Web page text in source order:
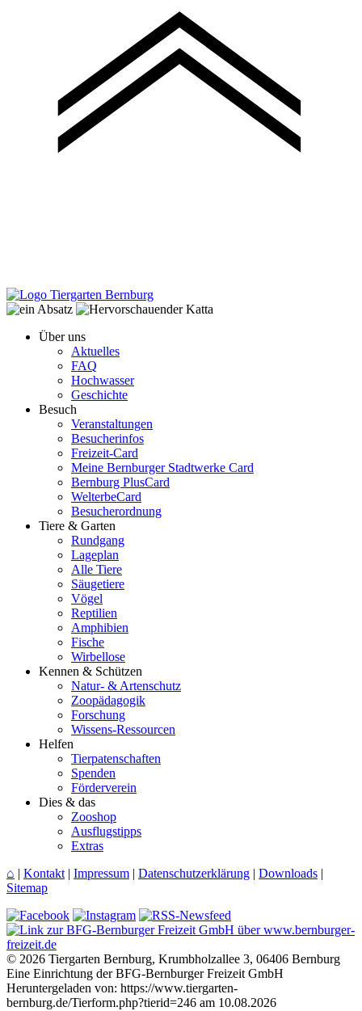
Über uns
Aktuelles
FAQ
Hochwasser
Geschichte
Besuch
Veranstaltungen
Besucherinfos
Freizeit-Card
Meine Bernburger Stadtwerke Card
Bernburg PlusCard
WelterbeCard
Besucherordnung
Tiere & Garten
Rundgang
Lageplan
Alle Tiere
Säugetiere
Vögel
Reptilien
Amphibien
Fische
Wirbellose
Kennen & Schützen
Natur- & Artenschutz
Zoopädagogik
Forschung
Wissens-Ressourcen
Helfen
Tierpatenschaften
Spenden
Förderverein
Dies & das
Zooshop
Ausflugstipps
Extras
⌂ | Kontakt | Impressum | Datenschutzerklärung | Downloads |
Sitemap
© 2026 Tiergarten Bernburg, Krumbholzallee 3, 06406 Bernburg
Eine Einrichtung der BFG-Bernburger Freizeit GmbH
Heruntergeladen von: https://www.tiergarten-
bernburg.de/Tierform.php?tierid=246 am 10.08.2026